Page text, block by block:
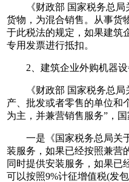
《财政部 国家税务总局关
货物，为混合销售。从事货
于此税法的规定，如果建筑
专用发票进行抵扣。
2、建筑企业外购机器设
《财政部 国家税务总局关
产、批发或者零售的单位和
为主，并兼营销售服务”，
一是《国家税务总局关于
装服务，如果已经按照兼营
同时提供安装服务，如果已
可以按照9%计征增值税(发